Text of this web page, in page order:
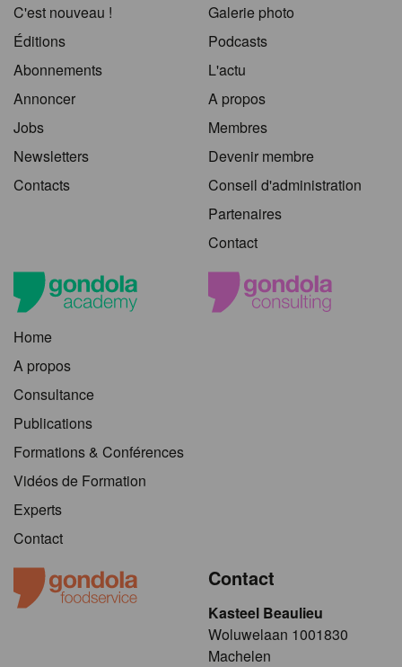
C'est nouveau !
Éditions
Abonnements
Annoncer
Jobs
Newsletters
Contacts
Galerie photo
Podcasts
L'actu
A propos
Membres
Devenir membre
Conseil d'administration
Partenaires
Contact
Home
A propos
Consultance
Publications
Formations & Conférences
Vidéos de Formation
Experts
Contact
Contact
Kasteel Beaulieu
​​​Woluwelaan 1001830
Machelen